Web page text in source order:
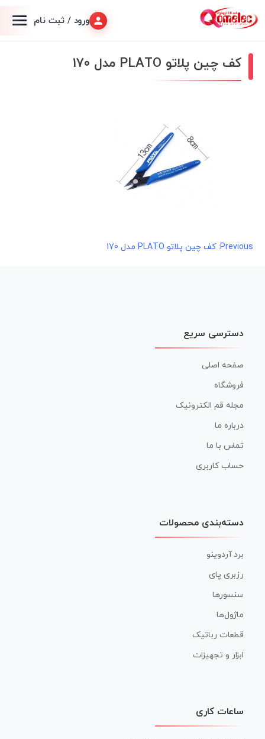
ورود / ثبت نام
کف چین پلاتو PLATO مدل 170
راهبری
Previous: کف چین پلاتو PLATO مدل 170
دسترسی سریع
صفحه اصلی
فروشگاه
مجله قم الکترونیک
درباره ما
تماس با ما
حساب کاربری
دسته‌بندی محصولات
برد آردوینو
رزبری پای
سنسورها
ماژول‌ها
قطعات رباتیک
ابزار و تجهیزات
ساعات کاری